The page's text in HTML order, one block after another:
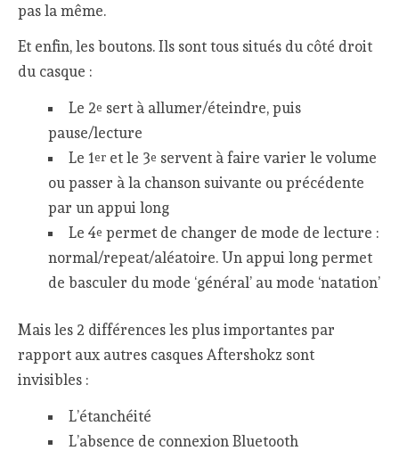
pas la même.
Et enfin, les boutons. Ils sont tous situés du côté droit
du casque :
Le 2e sert à allumer/éteindre, puis
pause/lecture
Le 1eret le 3e servent à faire varier le volume
ou passer à la chanson suivante ou précédente
par un appui long
Le 4e permet de changer de mode de lecture :
normal/repeat/aléatoire. Un appui long permet
de basculer du mode ‘général’ au mode ‘natation’
Mais les 2 différences les plus importantes par
rapport aux autres casques Aftershokz sont
invisibles :
L’étanchéité
L’absence de connexion Bluetooth